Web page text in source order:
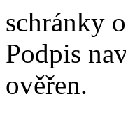
schránky
Podpis
ověřen.